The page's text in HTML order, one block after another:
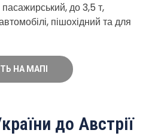
пасажирський, до 3,5 т,
пішохідний та для
НА МАПІ
до Австрії